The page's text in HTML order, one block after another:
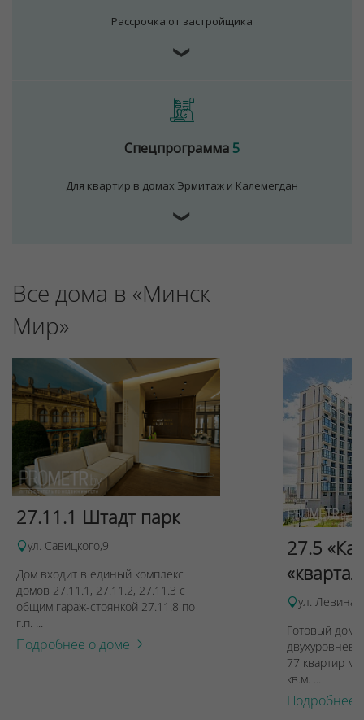
Рассрочка от застройщика
❯
Спецпрограмма5
Для квартир в домах Эрмитаж и Калемегдан
❯
Все дома в «Минск
Мир»
27.11.1 Штадт парк
ул. Савицкого,9
Дом входит в единый комплекс
домов 27.11.1, 27.11.2, 27.11.3 с
общим гараж-стоянкой 27.11.8 по
г.п. ...
Подробнее о доме
27.5
ул. Левина,
Готовый дом
77 квартир
кв.м. ...
Подробнее
Принять